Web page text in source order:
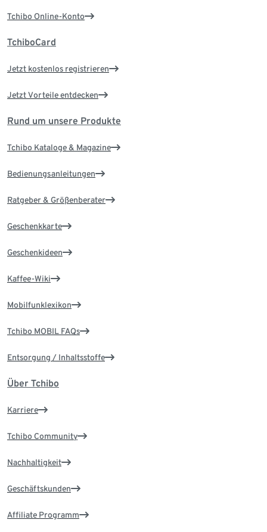
Tchibo Online-Konto
TchiboCard
Jetzt kostenlos registrieren
Jetzt Vorteile entdecken
Rund um unsere Produkte
Tchibo Kataloge & Magazine
Bedienungsanleitungen
Ratgeber & Größenberater
Geschenkkarte
Geschenkideen
Kaffee-Wiki
Mobilfunklexikon
Tchibo MOBIL FAQs
Entsorgung / Inhaltsstoffe
Über Tchibo
Karriere
Tchibo Community
Nachhaltigkeit
Geschäftskunden
Affiliate Programm